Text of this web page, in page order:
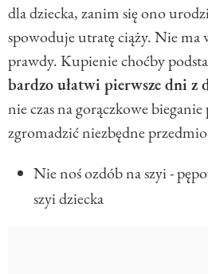
dla dziecka, zanim się ono
spowoduje utratę ciąży. Nie ma
prawdy. Kupienie choćby
bardzo ułatwi pierwsze dni z
nie czas na gorączkowe bieganie
zgromadzić niezbędne
Nie noś ozdób na szyi -
szyi dziecka